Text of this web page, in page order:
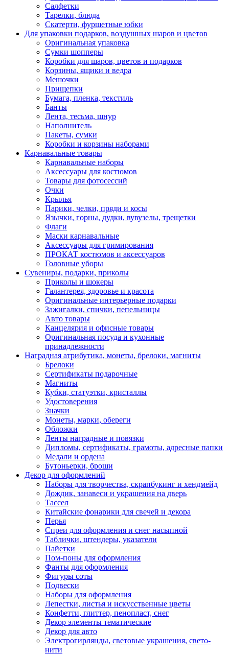
Салфетки
Тарелки, блюда
Скатерти, фуршетные юбки
Для упаковки подарков, воздушных шаров и цветов
Оригинальная упаковка
Сумки шопперы
Коробки для шаров, цветов и подарков
Корзины, ящики и ведра
Мешочки
Прищепки
Бумага, пленка, текстиль
Банты
Лента, тесьма, шнур
Наполнитель
Пакеты, сумки
Коробки и корзины наборами
Карнавальные товары
Карнавальные наборы
Аксессуары для костюмов
Товары для фотосессий
Очки
Крылья
Парики, челки, пряди и косы
Язычки, горны, дудки, вувузелы, трещетки
Флаги
Маски карнавальные
Аксессуары для гримирования
ПРОКАТ костюмов и аксессуаров
Головные уборы
Сувениры, подарки, приколы
Приколы и шокеры
Галантерея, здоровье и красота
Оригинальные интерьерные подарки
Зажигалки, спички, пепельницы
Авто товары
Канцелярия и офисные товары
Оригинальная посуда и кухонные
принадлежности
Наградная атрибутика, монеты, брелоки, магниты
Брелоки
Сертификаты подарочные
Магниты
Кубки, статуэтки, кристаллы
Удостоверения
Значки
Монеты, марки, обереги
Обложки
Ленты наградные и повязки
Дипломы, сертификаты, грамоты, адресные папки
Медали и ордена
Бутоньерки, броши
Декор для оформлений
Наборы для творчества, скрапбукинг и хендмейд
Дождик, занавеси и украшения на дверь
Тассел
Китайские фонарики для свечей и декора
Перья
Спреи для оформления и снег насыпной
Таблички, штендеры, указатели
Пайетки
Пом-поны для оформления
Фанты для оформления
Фигуры соты
Подвески
Наборы для оформления
Лепестки, листья и искусственные цветы
Конфетти, глиттер, пенопласт, снег
Декор элементы тематические
Декор для авто
Электрогирлянды, световые украшения, свето-
нити